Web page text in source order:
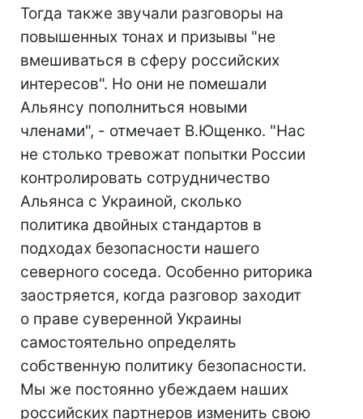
Тогда также звучали разговоры на
повышенных тонах и призывы "не
вмешиваться в сферу российских
интересов". Но они не помешали
Альянсу пополниться новыми
членами", - отмечает В.Ющенко. "Нас
не столько тревожат попытки России
контролировать сотрудничество
Альянса с Украиной, сколько
политика двойных стандартов в
подходах безопасности нашего
северного соседа. Особенно риторика
заостряется, когда разговор заходит
о праве суверенной Украины
самостоятельно определять
собственную политику безопасности.
Мы же постоянно убеждаем наших
российских партнеров изменить свою